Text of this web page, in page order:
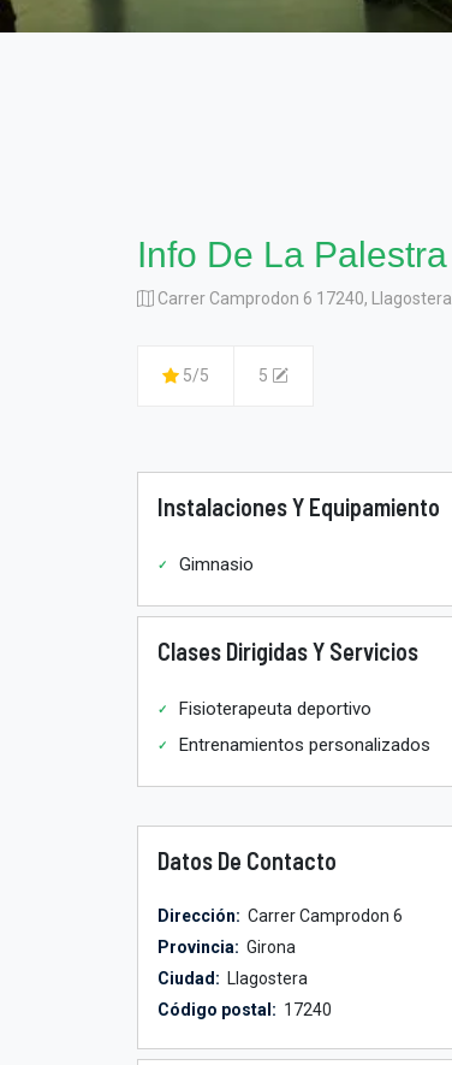
Info De La Palestra
Carrer Camprodon 6 17240, Llagostera
5/5 5
Instalaciones Y Equipamiento
Gimnasio
Clases Dirigidas Y Servicios
Fisioterapeuta deportivo
Entrenamientos personalizados
Datos De Contacto
Dirección: Carrer Camprodon 6
Provincia: Girona
Ciudad: Llagostera
Código postal: 17240